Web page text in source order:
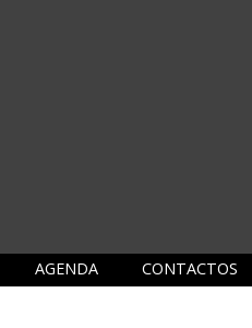
CONTACTOS
AGENDA